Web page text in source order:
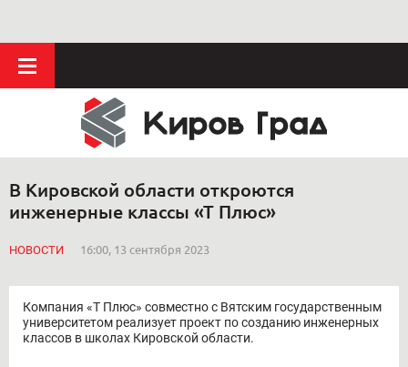
В Кировской области откроются
инженерные классы «Т Плюс»
НОВОСТИ 16:00, 13 сентября 2023
Компания «Т Плюс» совместно с Вятским государственным
университетом реализует проект по созданию инженерных
классов в школах Кировской области.